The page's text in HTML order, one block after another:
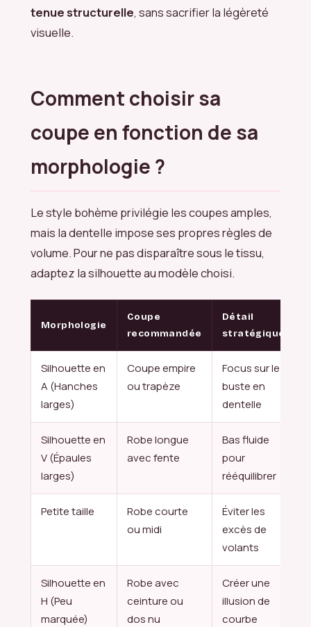
tenue structurelle, sans sacrifier la légèreté
visuelle.
Comment choisir sa
coupe en fonction de sa
morphologie ?
Le style bohème privilégie les coupes amples,
mais la dentelle impose ses propres règles de
volume. Pour ne pas disparaître sous le tissu,
adaptez la silhouette au modèle choisi.
Morphologie
Coupe
recommandée
Détail
stratégique
Silhouette en
A (Hanches
larges)
Coupe empire
ou trapèze
Focus sur le
buste en
dentelle
Silhouette en
V (Épaules
larges)
Robe longue
avec fente
Bas fluide
pour
rééquilibrer
Petite taille
Robe courte
ou midi
Éviter les
excès de
volants
Silhouette en
H (Peu
marquée)
Robe avec
ceinture ou
dos nu
Créer une
illusion de
courbe